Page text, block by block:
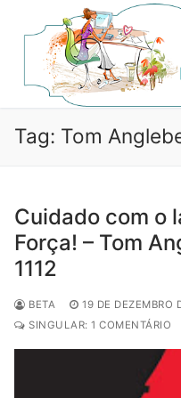
para
conteúdo
Tag: Tom
Cuidado com o
Força! – Tom
1112
BETA 19 DE DEZEMBRO
SINGULAR: 1 COMENTÁRIO